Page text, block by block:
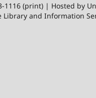
1116 (print) | Hosted by
Library and Information